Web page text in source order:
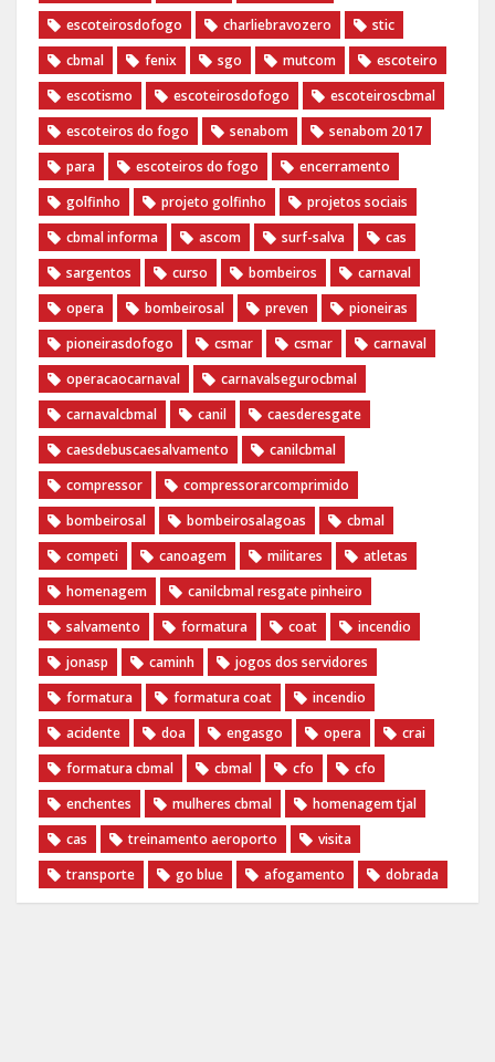
escoteirosdofogo
charliebravozero
stic
cbmal
fenix sgo mutcom
escoteiro
escotismo
escoteirosdofogo
escoteiroscbmal
escoteiros do fogo
senabom
senabom 2017
para
escoteiros do fogo
encerramento
golfinho
projeto golfinho
projetos sociais
cbmal informa
ascom surf-salva
cas
sargentos
curso bombeiros
carnaval
opera
bombeirosal preven
pioneiras
pioneirasdofogo
csmar csmar
carnaval
operacaocarnaval
carnavalsegurocbmal
carnavalcbmal
canil
caesderesgate
caesdebuscaesalvamento
canilcbmal
compressor
compressorarcomprimido
bombeirosal
bombeirosalagoas
cbmal
competi
canoagem militares
atletas
homenagem
canilcbmal resgate pinheiro
salvamento
formatura coat
incendio
jonasp
caminh
jogos dos servidores
formatura
formatura coat
incendio
acidente
doa engasgo opera
crai
formatura cbmal
cbmal cfo
cfo
enchentes
mulheres cbmal
homenagem tjal
cas
treinamento aeroporto
visita
transporte
go blue afogamento dobrada